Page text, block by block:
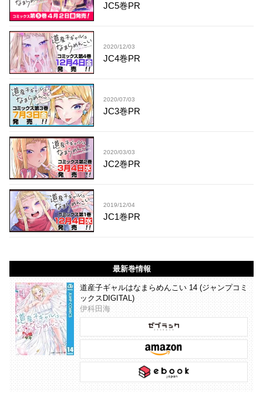
JC5巻PR
2020/12/03
JC4巻PR
2020/07/03
JC3巻PR
2020/03/03
JC2巻PR
2019/12/04
JC1巻PR
最新巻情報
道産子ギャルはなまらめんこい 14 (ジャンプコミ
ックスDIGITAL)
伊科田海